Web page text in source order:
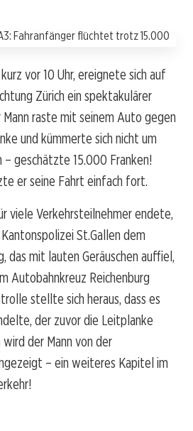
vor 10 Uhr, ereignete sich auf
Zürich ein spektakulärer
raste mit seinem Auto gegen
und kümmerte sich nicht um
– geschätzte 15.000 Franken!
er seine Fahrt einfach fort.
viele Verkehrsteilnehmer endete,
St.Gallen dem
das mit lauten Geräuschen auffiel,
Autobahnkreuz Reichenburg
stellte sich heraus, dass es
der zuvor die Leitplanke
der Mann von der
– ein weiteres Kapitel im